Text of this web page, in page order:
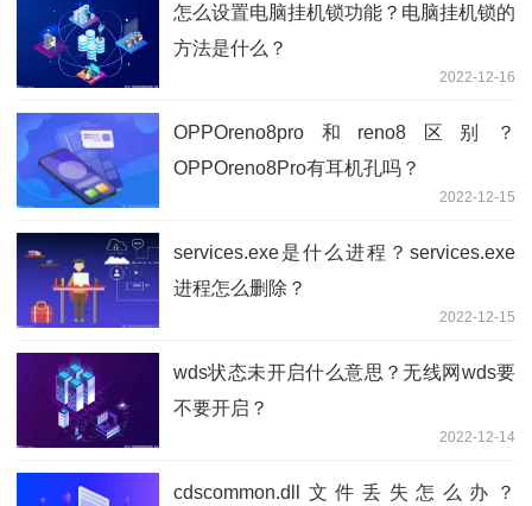
怎么设置电脑挂机锁功能？电脑挂机锁的
方法是什么？
2022-12-16
OPPOreno8pro和reno8区别？
OPPOreno8Pro有耳机孔吗？
2022-12-15
services.exe是什么进程？services.exe
进程怎么删除？
2022-12-15
wds状态未开启什么意思？无线网wds要
不要开启？
2022-12-14
cdscommon.dll文件丢失怎么办？